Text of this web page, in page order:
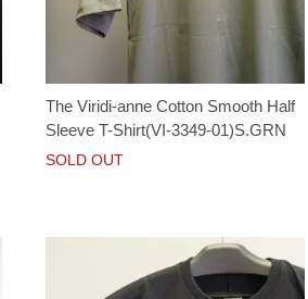
The Viridi-anne Cotton Smooth Half
Sleeve T-Shirt(VI-3349-01)S.GRN
SOLD OUT